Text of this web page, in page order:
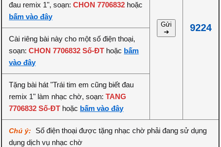
Gửi
➔
9224
đau remix 1", soạn:CHON 7706832 hoặc
bấm vào đây
Cài riêng bài này cho một số điện thoại,
soạn:CHON 7706832 Số-ĐT hoặc bấm
vào đây
Tặng bài hát "Trái tim em cũng biết đau
remix 1" làm nhạc chờ, soạn:TANG
7706832 Số-ĐT hoặc bấm vào đây
Chú ý:
Số điện thoại được tặng nhạc chờ phải đang sử dụng
dụng dịch vụ nhạc chờ